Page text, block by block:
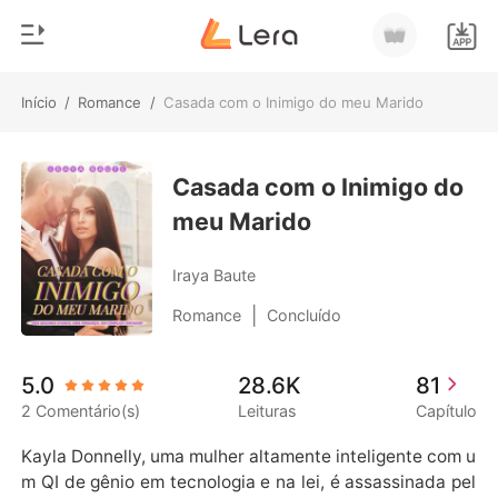
Início / Romance / Casada com o Inimigo do meu Marido
Loja
Histórico
Sair
Baixar App
Gênero
Moderno
Lobisomem
Contos
Bilionários
Casada com o Inimigo do
meu Marido
Iraya Baute
Romance Concluído
5.0
2 Comentário(s)
28.6K
Leituras
81
Capítulo
Kayla Donnelly, uma mulher altamente inteligente com u
m QI de gênio em tecnologia e na lei, é assassinada pel